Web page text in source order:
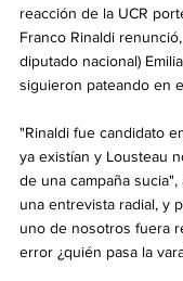
reacción de la UCR
Franco Rinaldi
diputado nacional)
siguieron pateando en
"Rinaldi fue candidato
ya existían y Lousteau
de una campaña
una entrevista radial, y
uno de nosotros fuera
error ¿quién pasa la